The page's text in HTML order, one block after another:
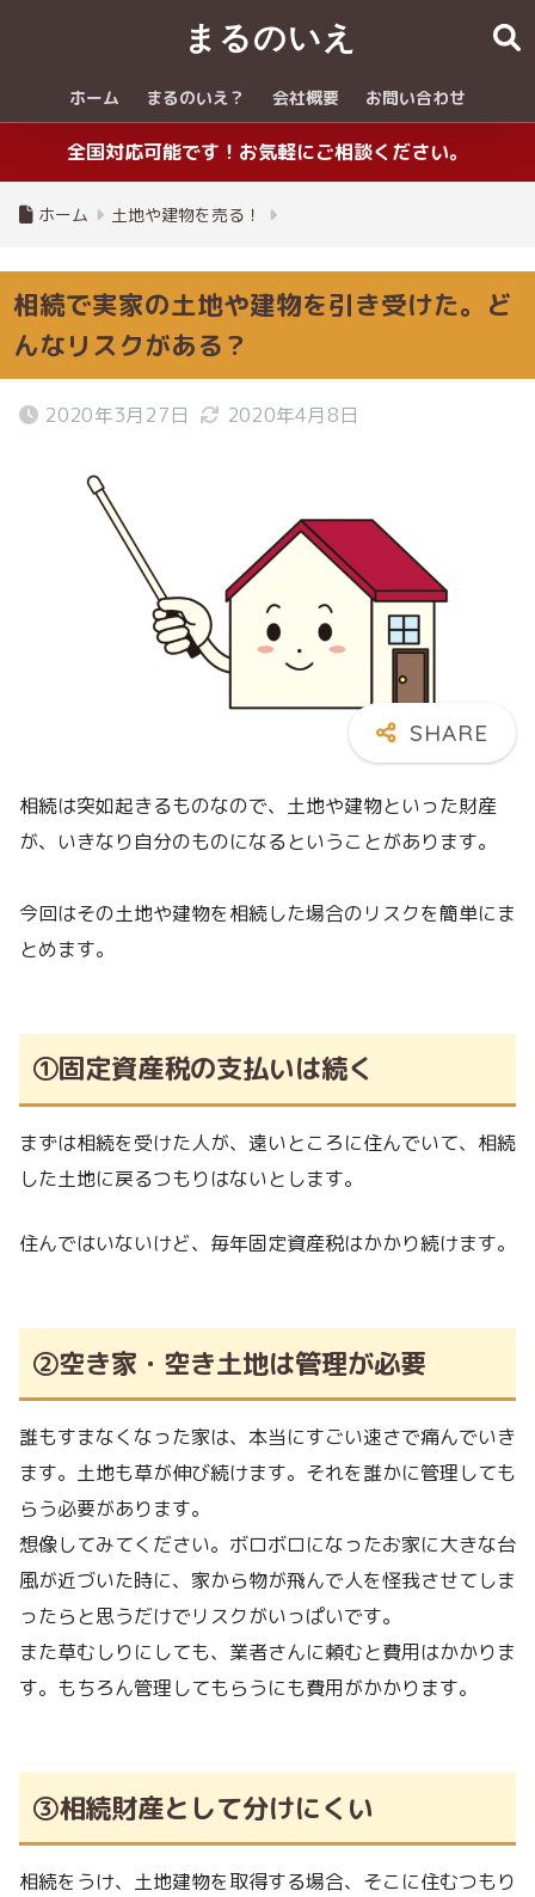
まるのいえ
ホーム まるのいえ？ 会社概要 お問い合わせ
全国対応可能です！お気軽にご相談ください。
ホーム 土地や建物を売る！
相続で実家の土地や建物を引き受けた。ど
んなリスクがある？
2020年3月27日 2020年4月8日
相続は突如起きるものなので、土地や建物といった財産
が、いきなり自分のものになるということがあります。
今回はその土地や建物を相続した場合のリスクを簡単にま
とめます。
①固定資産税の支払いは続く
まずは相続を受けた人が、遠いところに住んでいて、相続
した土地に戻るつもりはないとします。
住んではいないけど、毎年固定資産税はかかり続けます。
②空き家・空き土地は管理が必要
誰もすまなくなった家は、本当にすごい速さで痛んでいき
ます。土地も草が伸び続けます。それを誰かに管理しても
らう必要があります。
想像してみてください。ボロボロになったお家に大きな台
風が近づいた時に、家から物が飛んで人を怪我させてしま
ったらと思うだけでリスクがいっぱいです。
また草むしりにしても、業者さんに頼むと費用はかかりま
す。もちろん管理してもらうにも費用がかかります。
③相続財産として分けにくい
相続をうけ、土地建物を取得する場合、そこに住むつもり